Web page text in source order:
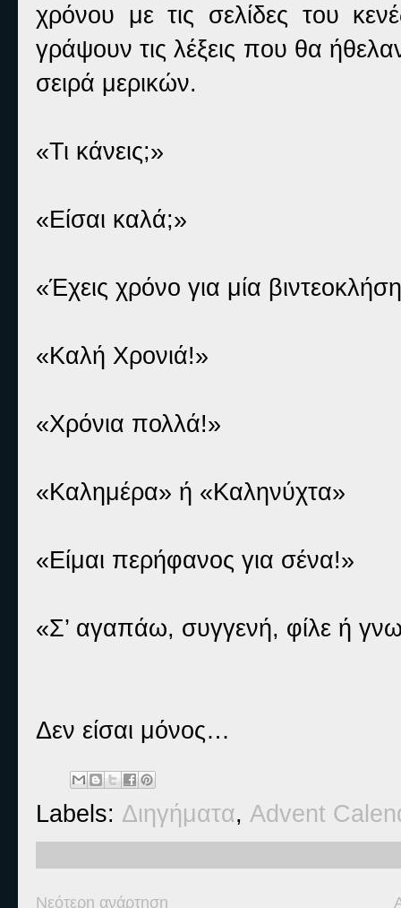
χρόνου με τις σελίδες του
γράψουν τις λέξεις που θα
σειρά μερικών.
«Τι κάνεις;»
«Είσαι καλά;»
«Έχεις χρόνο για μία
«Καλή Χρονιά!»
«Χρόνια πολλά!»
«Καλημέρα» ή «Καληνύχτα»
«Είμαι περήφανος για σένα!»
«Σ’ αγαπάω, συγγενή, φίλε ή
Δεν είσαι μόνος…
Labels: Διηγήματα, Advent
Νεότερη ανάρτηση